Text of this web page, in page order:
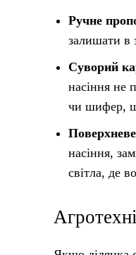
Ручне
залишати в
Суворий
насіння не
чи шифер,
насіння,
світла, де